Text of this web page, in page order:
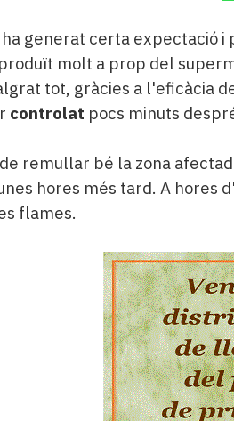
generat certa expectació i
molt a prop del
tot, gràcies a l'eficàcia
controlat pocs minuts
remullar bé la zona
hores més tard. A hores
flames.